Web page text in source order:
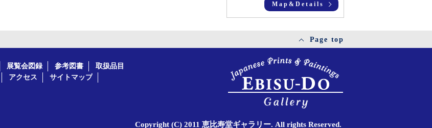
Map&Details
Page top
展覧会図録 参考図書
取扱品目
アクセス
サイトマップ
Copyright (C) 2011 恵比寿堂ギャラリー. All rights Reserved.